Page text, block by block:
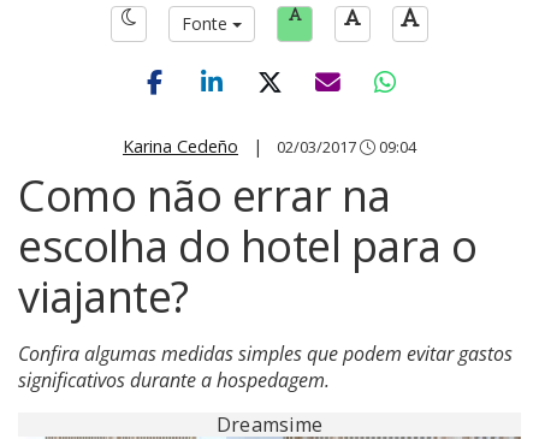
Fonte
Karina Cedeño | 02/03/2017 09:04
Como não errar na
escolha do hotel para o
viajante?
Confira algumas medidas simples que podem evitar gastos
significativos durante a hospedagem.
Dreamsime